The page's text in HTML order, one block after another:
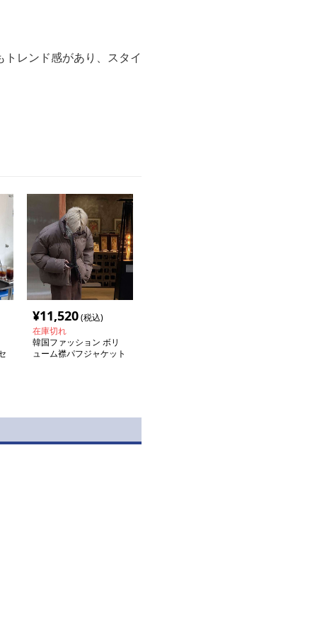
レンド感があり、スタイ
¥11,520(税込)
在庫切れ
韓国ファッション ボリ
ューム襟パフジャケット